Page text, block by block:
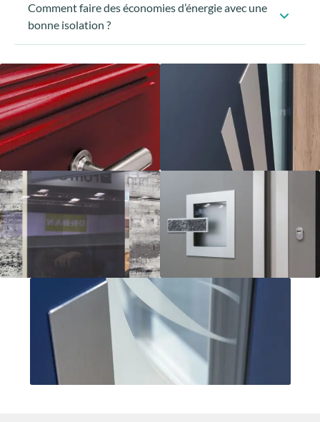
Comment faire des économies d’énergie avec une
bonne isolation ?
remplacement des fermetures
2 mois de chauffage par an
Une isolation thermique
facilite la régulation de la
température
diminue les risques
condensation
dégâts matériels.